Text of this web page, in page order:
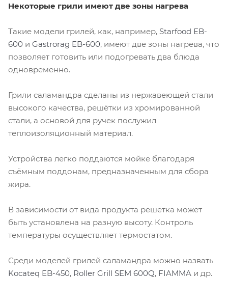
Некоторые грили имеют две зоны нагрева
Такие модели грилей, как, например, Starfood EB-
600 и Gastrorag EB-600, имеют две зоны нагрева, что
позволяет готовить или подогревать два блюда
одновременно.
Грили саламандра сделаны из нержавеющей стали
высокого качества, решётки из хромированной
стали, а основой для ручек послужил
теплоизоляционный материал.
Устройства легко поддаются мойке благодаря
съёмным поддонам, предназначенным для сбора
жира.
В зависимости от вида продукта решётка может
быть установлена на разную высоту. Контроль
температуры осуществляет термостатом.
Среди моделей грилей саламандра можно назвать
Kocateq EB-450, Roller Grill SEM 600Q, FIAMMA и др.